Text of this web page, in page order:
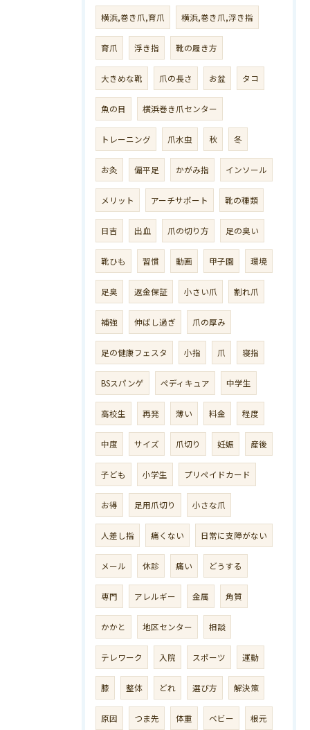
横浜,巻き爪,育爪 横浜,巻き爪,浮き指
育爪 浮き指 靴の履き方
大きめな靴 爪の長さ お盆 タコ
魚の目 横浜巻き爪センター
トレーニング 爪水虫 秋 冬
お灸 偏平足 かがみ指 インソール
メリット アーチサポート 靴の種類
日吉 出血 爪の切り方 足の臭い
靴ひも 習慣 動画 甲子園 環境
足臭 返金保証 小さい爪 割れ爪
補強 伸ばし過ぎ 爪の厚み
足の健康フェスタ 小指 爪 寝指
BSスパンゲ ペディキュア 中学生
高校生 再発 薄い 料金 程度
中度 サイズ 爪切り 妊娠 産後
子ども 小学生 プリペイドカード
お得 足用爪切り 小さな爪
人差し指 痛くない 日常に支障がない
メール 休診 痛い どうする
専門 アレルギー 金属 角質
かかと 地区センター 相談
テレワーク 入院 スポーツ 運動
膝 整体 どれ 選び方 解決策
原因 つま先 体重 ベビー 根元